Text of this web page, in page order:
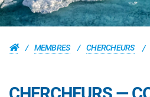
MEMBRES CHERCHEURS